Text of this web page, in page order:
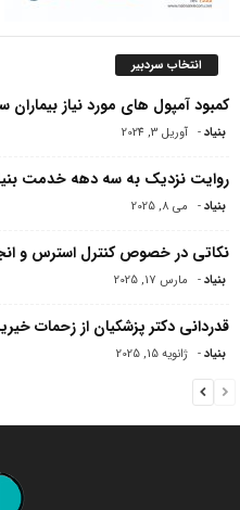
انتخاب سردبیر
کمبود آمپول های مورد نیاز بیماران
بنیاد- آوریل 3, 2024
روایت نزدیک به سه دهه خدمت
بنیاد- می 8, 2025
نکاتی در خصوص کنترل استرس و
بنیاد- مارس 17, 2025
قدردانی دکتر پزشکیان از زحمات
بنیاد- ژانویه 15, 2025